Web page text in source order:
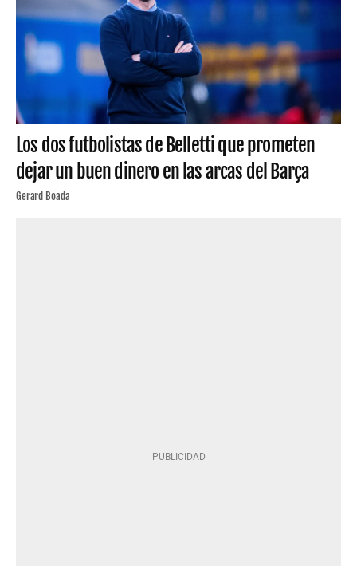
Los dos futbolistas de Belletti que prometen
dejar un buen dinero en las arcas del Barça
Gerard Boada